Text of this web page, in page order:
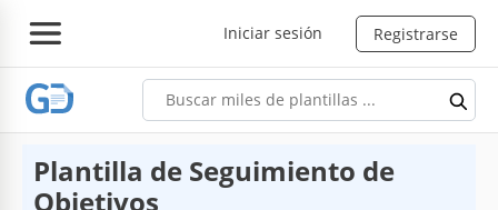
Iniciar sesión Registrarse
Plantilla de Seguimiento de
Objetivos